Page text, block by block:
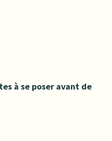
à se poser avant de